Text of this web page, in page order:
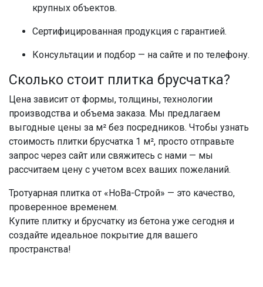
крупных объектов.
Сертифицированная продукция с гарантией.
Консультации и подбор — на сайте и по телефону.
Сколько стоит плитка брусчатка?
Цена зависит от формы, толщины, технологии
производства и объема заказа. Мы предлагаем
выгодные цены за м² без посредников. Чтобы узнать
стоимость плитки брусчатка 1 м², просто отправьте
запрос через сайт или свяжитесь с нами — мы
рассчитаем цену с учетом всех ваших пожеланий.
Тротуарная плитка от «НоВа-Строй» — это качество,
проверенное временем.
Купите плитку и брусчатку из бетона уже сегодня и
создайте идеальное покрытие для вашего
пространства!